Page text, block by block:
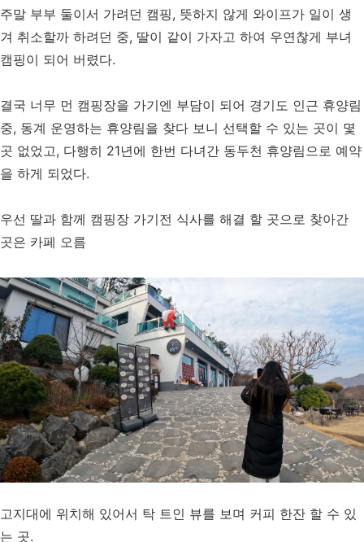
여행
주말 부부 둘이서 가려던 캠핑, 뜻하지 않게 와이프가 일이 생
겨 취소할까 하려던 중, 딸이 같이 가자고 하여 우연찮게 부녀
캠핑이 되어 버렸다.
결국 너무 먼 캠핑장을 가기엔 부담이 되어 경기도 인근 휴양림
중, 동계 운영하는 휴양림을 찾다 보니 선택할 수 있는 곳이 몇
곳 없었고, 다행히 21년에 한번 다녀간 동두천 휴양림으로 예약
을 하게 되었다.
우선 딸과 함께 캠핑장 가기전 식사를 해결 할 곳으로 찾아간
곳은 카페 오름
고지대에 위치해 있어서 탁 트인 뷰를 보며 커피 한잔 할 수 있
는 곳.